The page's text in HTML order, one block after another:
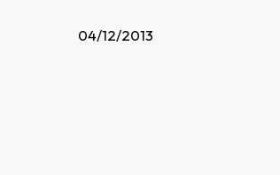
04/12/2013